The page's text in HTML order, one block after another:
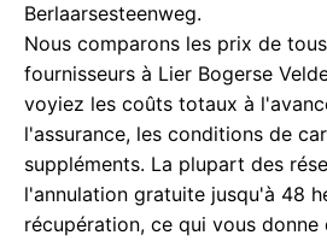
Berlaarsesteenweg.
Nous comparons les prix de
fournisseurs à Lier Bogerse
voyiez les coûts totaux à
l'assurance, les conditions de
suppléments. La plupart des
l'annulation gratuite jusqu'à 48
récupération, ce qui vous